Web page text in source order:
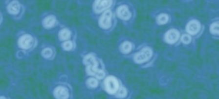
I-CISK
Security Research
Urban Heat